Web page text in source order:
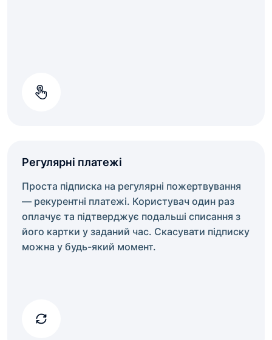
Регулярні платежі
Проста підписка на регулярні пожертвування
— рекурентні платежі. Користувач один раз
оплачує та підтверджує подальші списання з
його картки у заданий час. Скасувати підписку
можна у будь-який момент.